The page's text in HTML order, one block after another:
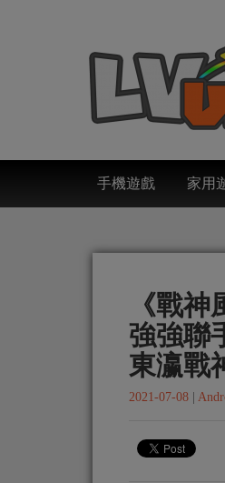
手機遊戲 家用
《戰
強強聯
東瀛戰
2021-07-08